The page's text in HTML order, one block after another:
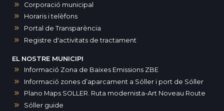
Corporació municipal
Horaris i telèfons
Portal de Transparència
Registre d'activitats de tractament
EL NOSTRE MUNICIPI
Informació Zona de Baixes Emissions ZBE
Informació zones d’aparcament a Sóller i port de Sóller
Plano Maps SOLLER. Ruta modernista-Art Noveau Route
Sóller guide